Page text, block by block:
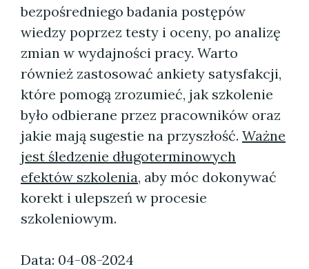
bezpośredniego badania postępów
wiedzy poprzez testy i oceny, po analizę
zmian w wydajności pracy. Warto
również zastosować ankiety satysfakcji,
które pomogą zrozumieć, jak szkolenie
było odbierane przez pracowników oraz
jakie mają sugestie na przyszłość. Ważne
jest śledzenie długoterminowych
efektów szkolenia, aby móc dokonywać
korekt i ulepszeń w procesie
szkoleniowym.
Data: 04-08-2024